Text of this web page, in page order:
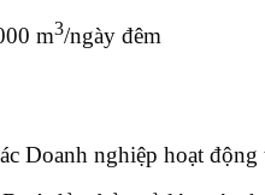
m3/ngày đêm
Doanh nghiệp hoạt